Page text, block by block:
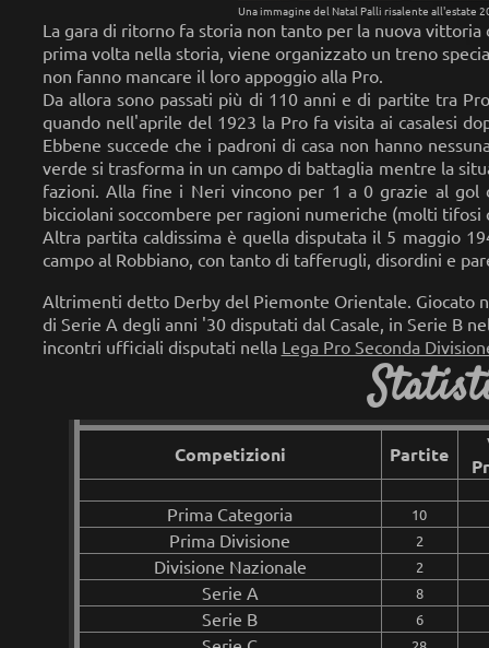
Una immagine del Natal Palli risalente all'estate
La gara di ritorno fa storia non tanto per la nuova
prima volta nella storia, viene organizzato un treno
non fanno mancare il loro appoggio alla Pro.
Da allora sono passati più di 110 anni e di partite tra
quando nell'aprile del 1923 la Pro fa visita ai casalesi
Ebbene succede che i padroni di casa non hanno
verde si trasforma in un campo di battaglia mentre la
fazioni. Alla fine i Neri vincono per 1 a 0 grazie al gol
bicciolani soccombere per ragioni numeriche (molti
Altra partita caldissima è quella disputata il 5 maggio
campo al Robbiano, con tanto di tafferugli, disordini e
Altrimenti detto Derby del Piemonte Orientale. Giocato
di Serie A degli anni '30 disputati dal Casale, in Serie B
incontri ufficiali disputati nella Lega Pro Seconda
Competizioni Partite
Prima Categoria 10
Prima Divisione 2
Divisione Nazionale 2
Serie A 8
Serie B 6